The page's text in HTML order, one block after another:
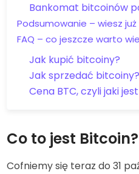
Bankomat bitcoinów
Podsumowanie – wiesz
FAQ – co jeszcze warto
Jak kupić bitcoiny?
Jak sprzedać bitcoiny?
Cena BTC, czyli jaki
Co to jest Bitcoin?
Cofniemy się teraz do 31